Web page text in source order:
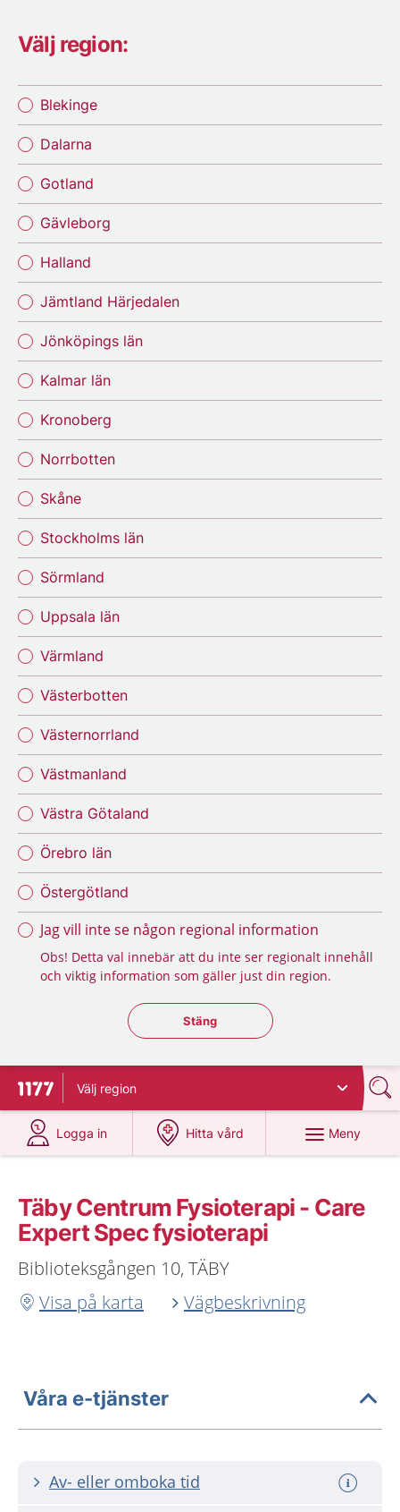
Välj region:
Blekinge
Dalarna
Gotland
Gävleborg
Halland
Jämtland Härjedalen
Jönköpings län
Kalmar län
Kronoberg
Norrbotten
Skåne
Stockholms län
Sörmland
Uppsala län
Värmland
Västerbotten
Västernorrland
Västmanland
Västra Götaland
Örebro län
Östergötland
Jag vill inte se någon regional information
Obs! Detta val innebär att du inte ser regionalt innehåll
och viktig information som gäller just din region.
Stäng regionsväljaren
Stäng
Till startsidan för 1177
Välj region
Logga in
på 1177.se
Hitta vård
på 1177.se
Meny
Täby Centrum Fysioterapi - Care
Expert Spec fysioterapi
Biblioteksgången 10, TÄBY
Visa på karta
Vägbeskrivning
Våra e-tjänster
Av- eller omboka tid